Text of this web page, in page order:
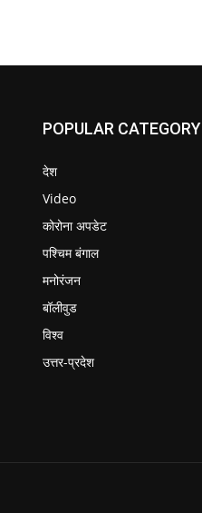
POPULAR CATEGORY
देश
Video
कोरोना अपडेट
पश्चिम बंगाल
मनोरंजन
बॉलीवुड
विश्व
उत्तर-प्रदेश